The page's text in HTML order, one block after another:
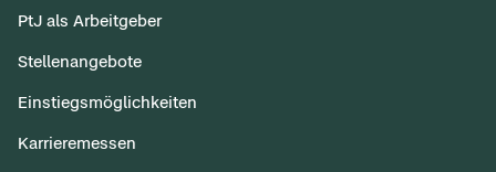
PtJ als Arbeitgeber
Stellenangebote
Einstiegsmöglichkeiten
Karrieremessen